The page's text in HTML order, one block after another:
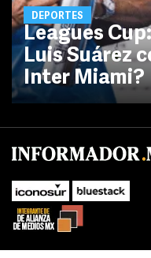
DEPORTES
Leagues
Luis Suárez
Inter Miami?